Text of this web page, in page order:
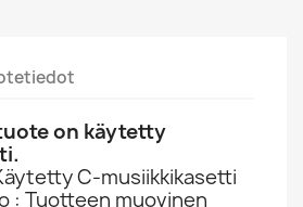
on käytetty
C-musiikkikasetti
: Tuotteen muovinen